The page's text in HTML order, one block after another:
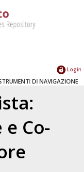
Login
DI NAVIGAZIONE
Co-